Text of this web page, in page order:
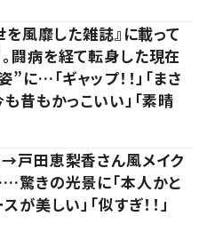
風靡した雑誌』に載って
闘病を経て転身した現在
に…「ギャップ！！」「まさ
も昔もかっこいい」「素晴
戸田恵梨香さん風メイク
驚きの光景に「本人かと
が美しい」「似すぎ！！」